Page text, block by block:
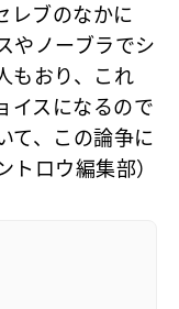
レブのなかに
やノーブラでシ
もおり、これ
イスになるので
て、この論争に
ロウ編集部）